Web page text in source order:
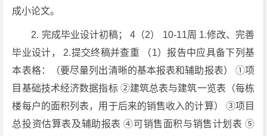
成小论文。
2. 完成毕业设计初稿； 4（2） 10-11周 1.修改、完善
毕业设计， 2.提交终稿并查重 （1）报告中应具备下列基
本表格：（要尽量列出清晰的基本报表和辅助报表） ①项
目基础技术经济数据指标 ②建筑总表与建筑一览表（每栋
楼每户的面积列表，用于后来的销售收入的计算） ③项目
总投资估算表及辅助报表 ④可销售面积与销售计划表 ⑤